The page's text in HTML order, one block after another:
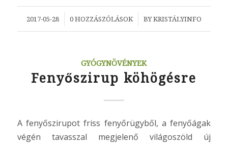
2017-05-28
/ 0 HOZZÁSZÓLÁSOK
/ BYKRISTÁLYINFO
GYÓGYNÖVÉNYEK
Fenyőszirup köhögésre
A fenyőszirupot friss fenyőrügyből, a fenyőágak
végén tavasszal megjelenő világoszöld új